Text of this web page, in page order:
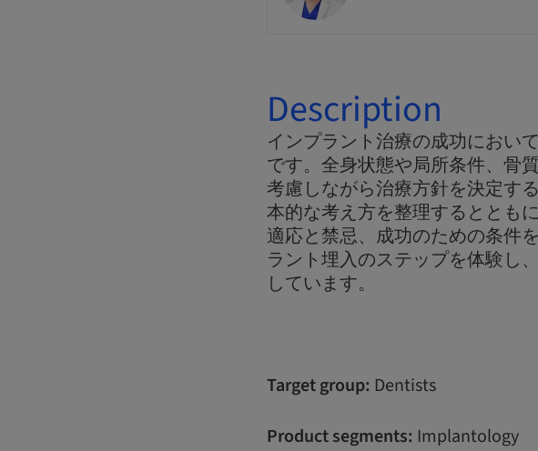
Description
インプラント治療の成功におい
です。全身状態や局所条件、骨
考慮しながら治療方針を決定す
本的な考え方を整理するととも
適応と禁忌、成功のための条件
ラント埋入のステップを体験し
しています。
Target group: Dentists
Product segments: Implantology